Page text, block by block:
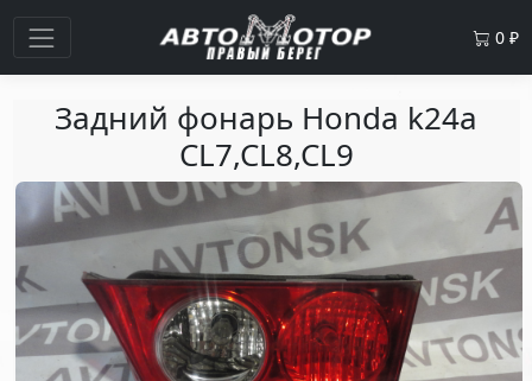
0 ₽
Задний фонарь Honda k24a
CL7,CL8,CL9